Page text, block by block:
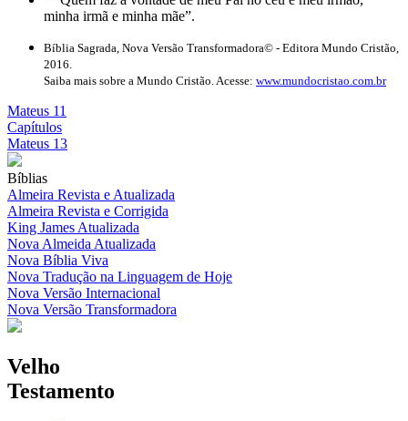
minha irmã e minha mãe”.
Bíblia Sagrada, Nova Versão Transformadora© - Editora Mundo Cristão,
2016.
Saiba mais sobre a Mundo Cristão. Acesse: www.mundocristao.com.br
Mateus 11
Capítulos
Mateus 13
Bíblias
Almeira Revista e Atualizada
Almeira Revista e Corrigida
King James Atualizada
Nova Almeida Atualizada
Nova Bíblia Viva
Nova Tradução na Linguagem de Hoje
Nova Versão Internacional
Nova Versão Transformadora
Velho
Testamento